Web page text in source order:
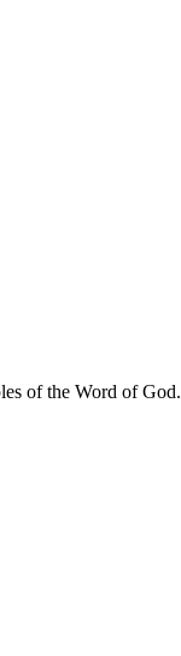
of the Word of God.